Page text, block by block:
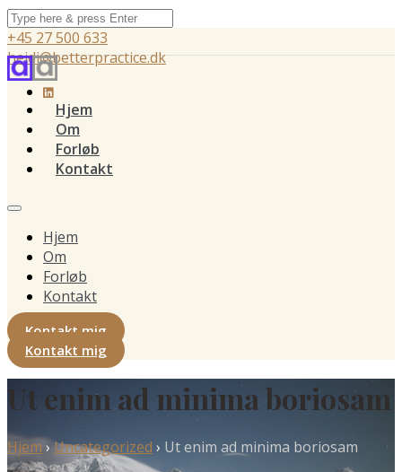
+45 27 500 633
heidi@betterpractice.dk
Hjem
Om
Forløb
Kontakt
Hjem
Om
Forløb
Kontakt
Kontakt mig
Kontakt mig
Ut enim ad minima boriosam
Hjem ›Uncategorized › Ut enim ad minima boriosam